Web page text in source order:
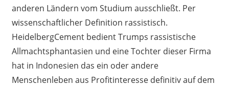
anderen Ländern vom Studium ausschließt. Per
wissenschaftlicher Definition rassistisch.
HeidelbergCement bedient Trumps rassistische
Allmachtsphantasien und eine Tochter dieser Firma
hat in Indonesien das ein oder andere
Menschenleben aus Profitinteresse definitiv auf dem